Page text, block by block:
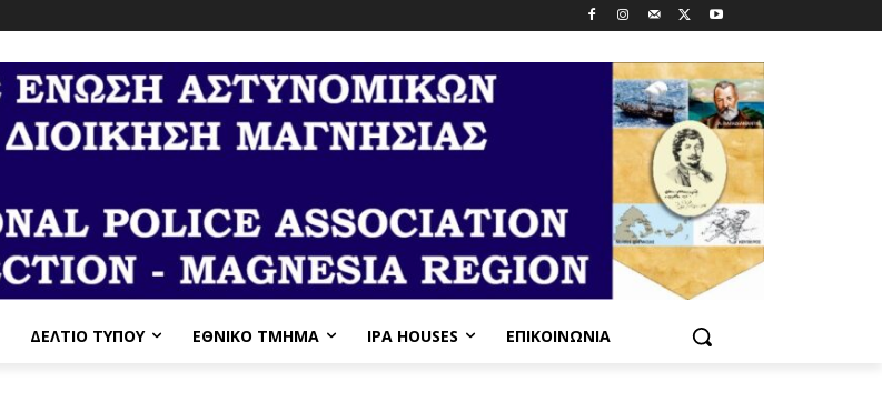
ΔΕΛΤΙΟ ΤΥΠΟΥ ΕΘΝΙΚΌ ΤΜΉΜΑ IPA HOUSES ΕΠΙΚΟΙΝΩΝΊΑ